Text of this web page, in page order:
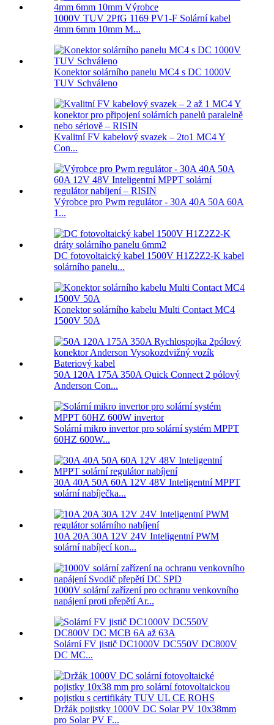
1000V TUV 2PfG 1169 PV1-F Solární kabel
4mm 6mm 10mm M...
Konektor solárního panelu MC4 s DC 1000V
TUV Schváleno
Kvalitní FV kabelový svazek – 2to1 MC4 Y
Con...
Výrobce pro Pwm regulátor - 30A 40A 50A 60A
1...
DC fotovoltaický kabel 1500V H1Z2Z2-K kabel
solárního panelu...
Konektor solárního kabelu Multi Contact MC4
1500V 50A
50A 120A 175A 350A Quick Connect 2 pólový
Anderson Con...
Solární mikro invertor pro solární systém MPPT
60HZ 600W...
30A 40A 50A 60A 12V 48V Inteligentní MPPT
solární nabíječka...
10A 20A 30A 12V 24V Inteligentní PWM
solární nabíjecí kon...
1000V solární zařízení pro ochranu venkovního
napájení proti přepětí Ar...
Solární FV jistič DC1000V DC550V DC800V
DC MC...
Držák pojistky 1000V DC Solar PV 10x38mm
pro Solar PV F...